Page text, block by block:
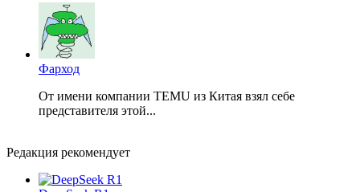
Фарход
От имени компании TEMU из Китая взял себе
представителя этой...
Редакция рекомендует